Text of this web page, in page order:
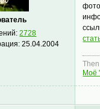
2728
25.04.2004
Моё